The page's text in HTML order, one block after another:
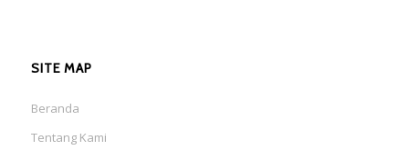
SITE MAP
Beranda
Tentang Kami